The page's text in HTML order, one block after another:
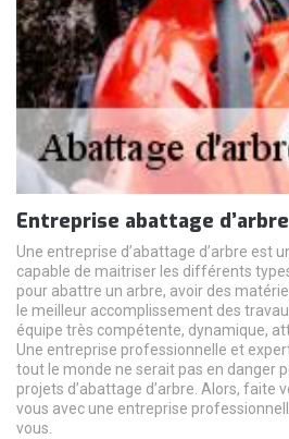
Entreprise abattage d’arbre
Une entreprise d’abattage d’arbre est
capable de maitriser les différents
pour abattre un arbre, avoir des
le meilleur accomplissement des
équipe très compétente, dynamique,
Une entreprise professionnelle et
tout le monde ne serait pas en danger
projets d’abattage d’arbre. Alors, faite
vous avec une entreprise
vous.